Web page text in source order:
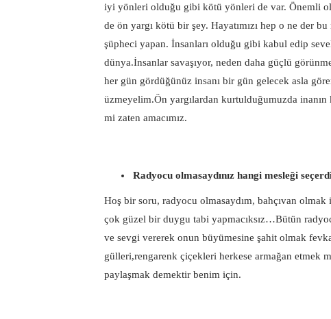
iyi yönleri olduğu gibi kötü yönleri de var. Önemli
de ön yargı kötü bir şey. Hayatımızı hep o ne der
şüpheci yapan. İnsanları olduğu gibi kabul edip
dünya.İnsanlar savaşıyor, neden daha güçlü
her gün gördüğünüz insanı bir gün gelecek asla
üzmeyelim.Ön yargılardan kurtulduğumuzda
mi zaten amacımız.
Radyocu olmasaydınız hangi mesleği
Hoş bir soru, radyocu olmasaydım, bahçıvan
çok güzel bir duygu tabi yapmacıksız…Bütün
ve sevgi vererek onun büyümesine şahit olmak
gülleri,rengarenk çiçekleri herkese armağan etmek
paylaşmak demektir benim için.